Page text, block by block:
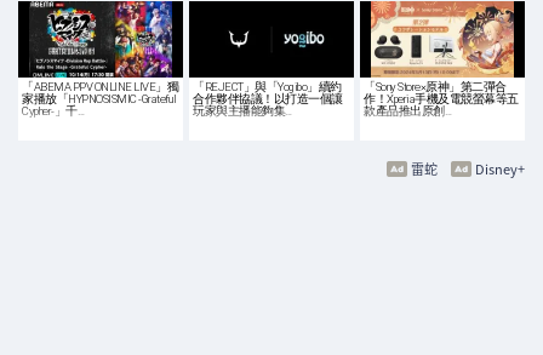
「ABEMA PPV ONLINE LIVE」獨
家播放「HYPNOSISMIC -Grateful
Cypher-」千…
「REJECT」與「Yogibo」續約
合作夥伴協議！以打造一個讓
玩家與主播能夠集…
「Sony Store×原神」第二彈合
作！Xperia手機及電競螢幕等五
款產品推出原創…
Disney+
雷蛇